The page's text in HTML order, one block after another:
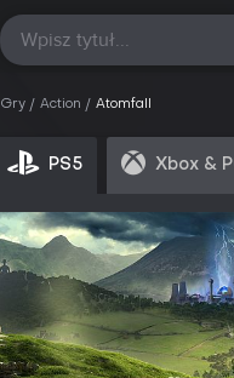
Wszystkie
Gry Action Atomfall
PS5 Xbox &